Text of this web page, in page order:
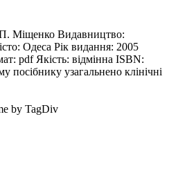
Міщенко Видавництво:
Одеса Рік видання: 2005
pdf Якість: відмінна ISBN:
посiбнику узагальнено клiнiчнi
by TagDiv